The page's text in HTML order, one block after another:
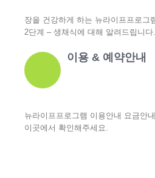
장을 건강하게 하는 뉴라이프프로그
2단계 – 생채식에 대해 알려드립니다.
이용 & 예약안내
뉴라이프프로그램 이용안내 요금안
이곳에서 확인해주세요.